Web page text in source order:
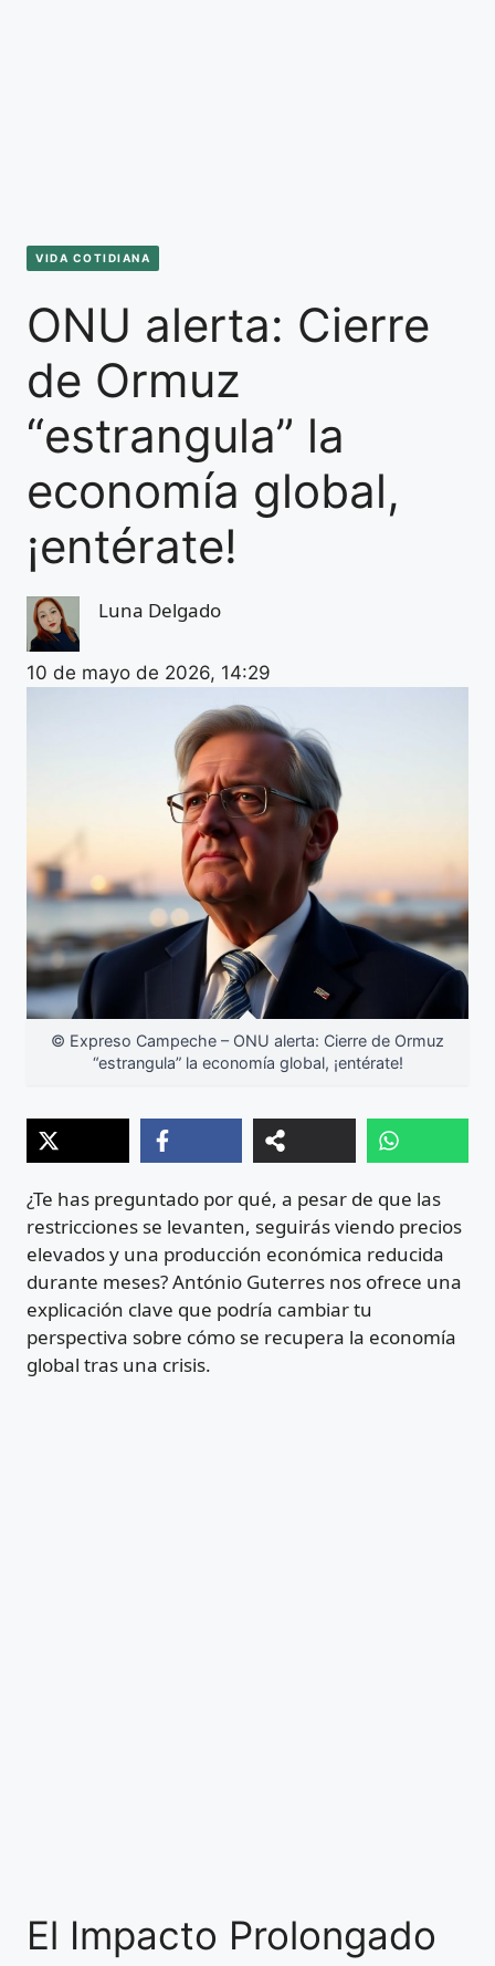
VIDA COTIDIANA
ONU alerta: Cierre
de Ormuz
“estrangula” la
economía global,
¡entérate!
Luna Delgado
10 de mayo de 2026, 14:29
© Expreso Campeche – ONU alerta: Cierre de Ormuz
“estrangula” la economía global, ¡entérate!
¿Te has preguntado por qué, a pesar de que las
restricciones se levanten, seguirás viendo precios
elevados y una producción económica reducida
durante meses? António Guterres nos ofrece una
explicación clave que podría cambiar tu
perspectiva sobre cómo se recupera la economía
global tras una crisis.
El Impacto Prolongado